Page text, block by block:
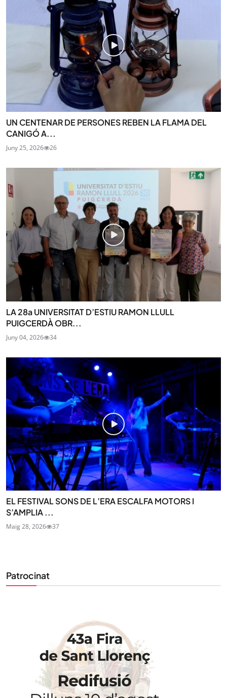
UN CENTENAR DE PERSONES REBEN LA FLAMA DEL
CANIGÓ A...
Juny 25, 2026 26
LA 28a UNIVERSITAT D’ESTIU RAMON LLULL
PUIGCERDÀ OBR...
Juny 04, 2026 34
EL FESTIVAL SONS DE L’ERA ESCALFA MOTORS I
S’AMPLIA ...
Maig 28, 2026 37
Patrocinat
STAY UPDATED
Uneix-te al nostre butlletí
Tota l’actualitat, seleccionada i enviada directament